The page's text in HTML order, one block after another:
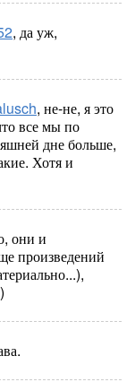
, да уж,
, не-не, я это
все мы по
дне больше,
Хотя и
они и
произведений